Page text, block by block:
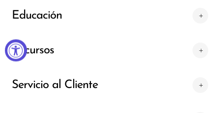
Educación
Recursos
Servicio al Cliente